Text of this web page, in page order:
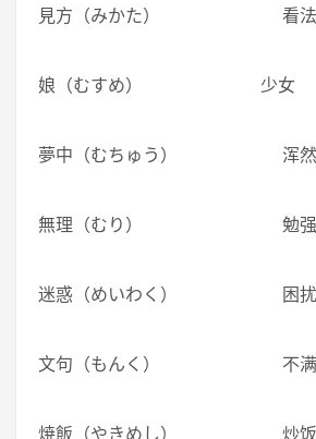
見方（みかた） 看法
娘（むすめ） 少女
夢中（むちゅう） 浑然
無理（むり） 勉强
迷惑（めいわく） 困扰
文句（もんく） 不满
焼飯（やきめし） 炒饭